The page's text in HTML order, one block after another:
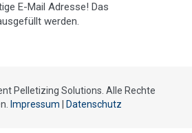
E-Mail Adresse! Das
werden.
Pelletizing Solutions. Alle Rechte
Impressum Datenschutz